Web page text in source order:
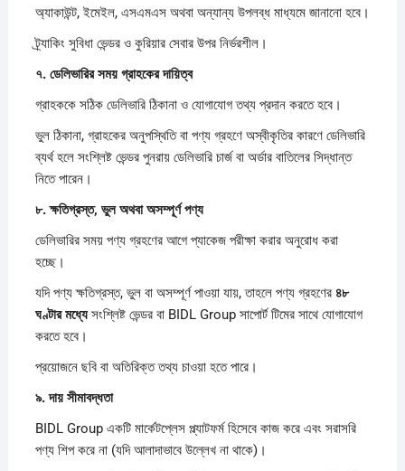
অ্যাকাউন্ট, ইমেইল, এসএমএস অথবা অন্যান্য উপলব্ধ মাধ্যমে জানানো হবে।
ট্র্যাকিং সুবিধা ভেন্ডর ও কুরিয়ার সেবার উপর নির্ভরশীল।
৭. ডেলিভারিরসময়গ্রাহকেরদায়িত্ব
গ্রাহককে সঠিক ডেলিভারি ঠিকানা ও যোগাযোগ তথ্য প্রদান করতে হবে।
ভুল ঠিকানা, গ্রাহকের অনুপস্থিতি বা পণ্য গ্রহণে অস্বীকৃতির কারণে ডেলিভারি
ব্যর্থ হলে সংশ্লিষ্ট ভেন্ডর পুনরায় ডেলিভারি চার্জ বা অর্ডার বাতিলের সিদ্ধান্ত
নিতে পারেন।
৮.ক্ষতিগ্রস্ত, ভুলঅথবাঅসম্পূর্ণপণ্য
ডেলিভারির সময় পণ্য গ্রহণের আগে প্যাকেজ পরীক্ষা করার অনুরোধ করা
হচ্ছে।
যদি পণ্য ক্ষতিগ্রস্ত, ভুল বা অসম্পূর্ণ পাওয়া যায়, তাহলে পণ্য গ্রহণের ৪৮
ঘণ্টারমধ্যেসংশ্লিষ্ট ভেন্ডর বা BIDL Group সাপোর্ট টিমের সাথে যোগাযোগ
করতে হবে।
প্রয়োজনে ছবি বা অতিরিক্ত তথ্য চাওয়া হতে পারে।
৯.দায়সীমাবদ্ধতা
BIDL Group একটি মার্কেটপ্লেস প্ল্যাটফর্ম হিসেবে কাজ করে এবং সরাসরি
পণ্য শিপ করে না (যদি আলাদাভাবে উল্লেখ না থাকে)।